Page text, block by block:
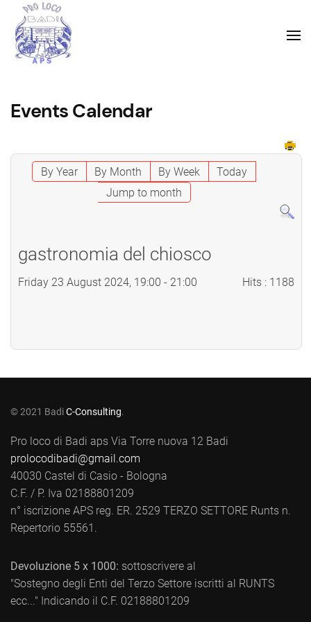
Events Calendar
By Year By Month By Week
Today
Jump to month
gastronomia del chiosco
Friday 23 August 2024, 19:00 - 21:00 Hits : 1188
© 2021 BadiC-Consulting.
Pro loco di Badi aps Via Torre nuova 12 Badi
prolocodibadi@gmail.com
40030 Castel di Casio - Bologna
C.F. / P. Iva 02188801209
n° iscrizione APS reg. ER. 2529 TERZO SETTORE Runts n.
Repertorio 55561.
Devoluzione 5 x 1000: sottoscrivere al
"Sostegno degli Enti del Terzo Settore iscritti al RUNTS
ecc..." Indicando il C.F. 02188801209